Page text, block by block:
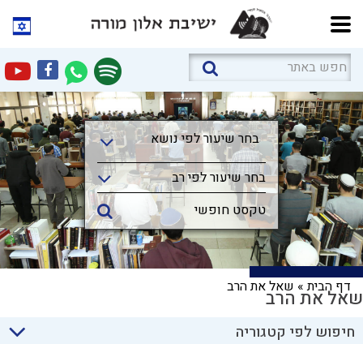
בחר שיעור לפי נושא
בחר שיעור לפי נושא
בחר שיעור לפי רב
דף הבית» שאל את הרבשאל את הרב
חיפוש לפי קטגוריה